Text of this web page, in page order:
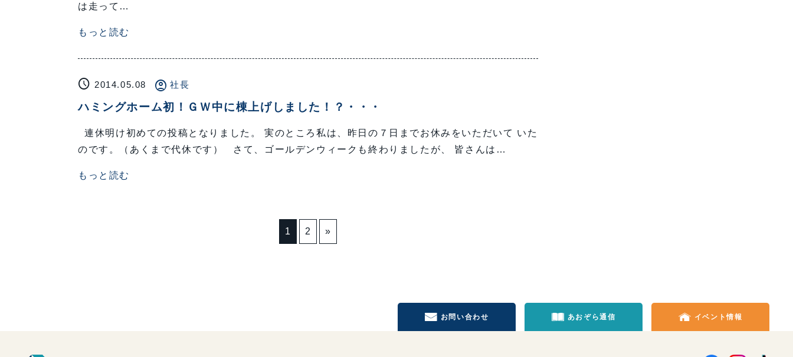
は走って…
もっと読む
schedule 2014.05.08 account_circle 社長
ハミングホーム初！ＧＷ中に棟上げしました！？・・・
連休明け初めての投稿となりました。 実のところ私は、昨日の７日までお休みをいただいて いた
のです。（あくまで代休です） さて、ゴールデンウィークも終わりましたが、 皆さんは…
もっと読む
1 2 »
お問い合わせ あおぞら通信 イベント情報